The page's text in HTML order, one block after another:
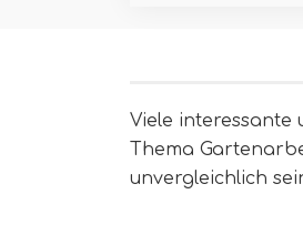
Viele interessante
Thema
unvergleichlich